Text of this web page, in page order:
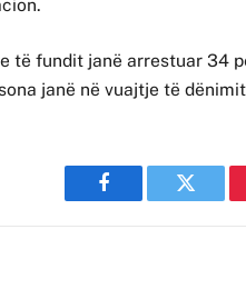
të fundit janë arrestuar 34
janë në vuajtje të
Facebook Twitter